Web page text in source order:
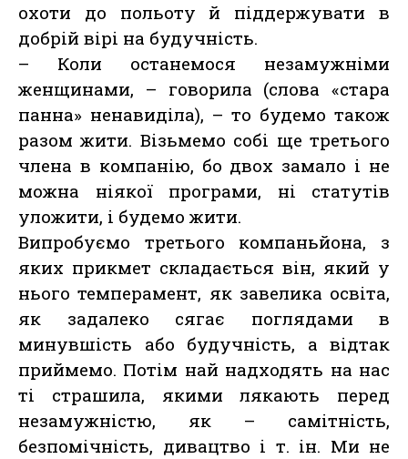
охоти до польоту й піддержувати в
добрій вірі на будучність.
– Коли останемося незамужніми
женщинами, – говорила (слова «стара
панна» ненавиділа), – то будемо також
разом жити. Візьмемо собі ще третього
члена в компанію, бо двох замало і не
можна ніякої програми, ні статутів
уложити, і будемо жити.
Випробуємо третього компаньйона, з
яких прикмет складається він, який у
нього темперамент, як завелика освіта,
як задалеко сягає поглядами в
минувшість або будучність, а відтак
приймемо. Потім най надходять на нас
ті страшила, якими лякають перед
незамужністю, як – самітність,
безпомічність, дивацтво і т. ін. Ми не